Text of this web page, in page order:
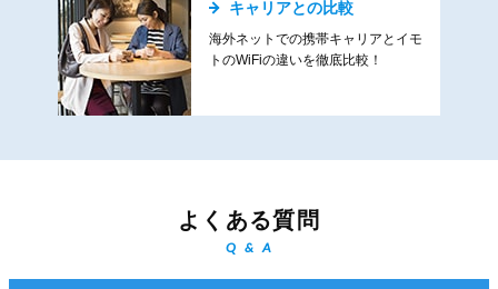
キャリアとの比較
海外ネットでの携帯キャリアとイモ
トのWiFiの違いを徹底比較！
よくある質問
Q & A